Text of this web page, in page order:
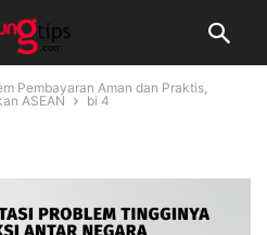
Pembayaran Aman dan Praktis,
ASEAN
bi 4